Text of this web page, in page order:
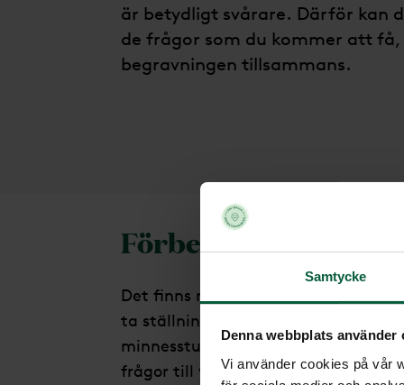
Samtycke
Denna webbplats använder
Vi använder cookies på vår
är betydligt svårare. Därför kan
de frågor som du kommer att
begravningen tillsammans.
Förberedelser inför
Det finns många sätt att utforma
ta ställning till, exempelvis val av
minnesstund och gravsten.
frågor till vårt möte, vi kommer att